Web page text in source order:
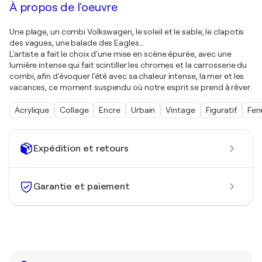
Expédition et retours
Garantie et paiement
À propos de l'oeuvre
Une plage, un combi Volkswagen, le soleil et le sable, le clapotis
des vagues, une balade des Eagles...
L'artiste a fait le choix d'une mise en scène épurée, avec une
lumière intense qui fait scintiller les chromes et la carrosserie du
combi, afin d'évoquer l'été avec sa chaleur intense, la mer et les
vacances, ce moment suspendu où notre esprit se prend à rêver.
Acrylique Collage Encre Urbain Vintage Figuratif